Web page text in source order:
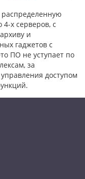
распределенную
х серверов, с
и
гаджетов с
ПО не уступает по
за
доступом